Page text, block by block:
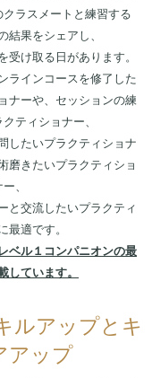
ラスメートと練習する
結果をシェアし、
受け取る日があります。
ラインコースを修了した
ナーや、セッションの練
ティショナー、
したいプラクティショナ
磨きたいプラクティショ
、
と交流したいプラクティ
最適です。
ベル１コンパニオンの最
しています。
ルアップとキ
アップ